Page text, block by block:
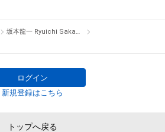
of this collectible NFT item can join
the rights to obtain “Merry
by Ryuichi Sakamoto handwritten
is the limited download link for WAV
なく、当該瑕疵又は購入者等が使用す
ソフトウェア若しくはプラットフォー
当社は、本サービスに関して、購入者等
生じた取引、連絡または紛争等につい
のとします。
式会社幻冬舎の責任は、債務不履行また
坂本龍一 Ryuichi Sakamoto
ログイン
新規登録はこちら
トップへ戻る